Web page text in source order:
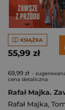
KSIĄŻKA
55,99 zł
69,99 zł -
cena detaliczna
Rafał Majka, Tomasz